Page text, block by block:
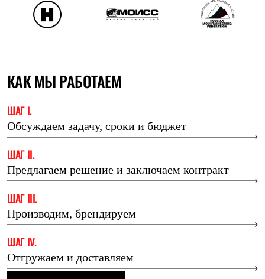
КАК МЫ РАБОТАЕМ
ШАГ I.
Обсуждаем задачу, сроки и бюджет
ШАГ II.
Предлагаем решение и заключаем контракт
ШАГ III.
Производим, брендируем
ШАГ IV.
Отгружаем и доставляем